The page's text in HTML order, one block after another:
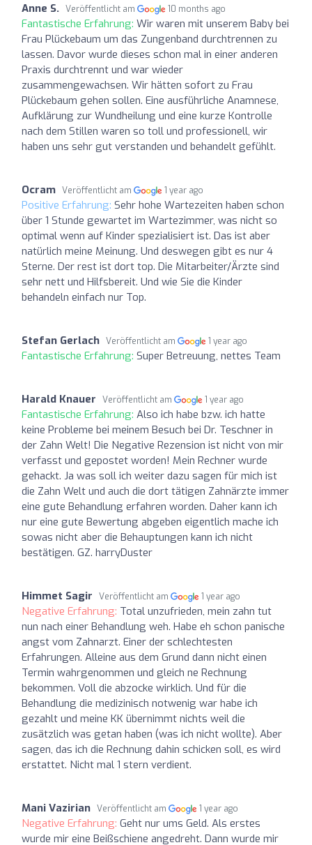
Anne S. Veröffentlicht am 10 months ago
Fantastische Erfahrung: Wir waren mit unserem Baby bei
Frau Plückebaum um das Zungenband durchtrennen zu
lassen. Davor wurde dieses schon mal in einer anderen
Praxis durchtrennt und war wieder
zusammengewachsen. Wir hätten sofort zu Frau
Plückebaum gehen sollen. Eine ausführliche Anamnese,
Aufklärung zur Wundheilung und eine kurze Kontrolle
nach dem Stillen waren so toll und professionell, wir
haben uns sehr gut verstanden und behandelt gefühlt.
Ocram Veröffentlicht am 1 year ago
Positive Erfahrung: Sehr hohe Wartezeiten haben schon
über 1 Stunde gewartet im Wartezimmer, was nicht so
optimal wenn auf Kinder spezialisiert ist. Das ist aber
natürlich meine Meinung. Und deswegen gibt es nur 4
Sterne. Der rest ist dort top. Die Mitarbeiter/Ärzte sind
sehr nett und Hilfsbereit. Und wie Sie die Kinder
behandeln einfach nur Top.
Stefan Gerlach Veröffentlicht am 1 year ago
Fantastische Erfahrung: Super Betreuung, nettes Team
Harald Knauer Veröffentlicht am 1 year ago
Fantastische Erfahrung: Also ich habe bzw. ich hatte
keine Probleme bei meinem Besuch bei Dr. Teschner in
der Zahn Welt! Die Negative Rezension ist nicht von mir
verfasst und gepostet worden! Mein Rechner wurde
gehackt. Ja was soll ich weiter dazu sagen für mich ist
die Zahn Welt und auch die dort tätigen Zahnärzte immer
eine gute Behandlung erfahren worden. Daher kann ich
nur eine gute Bewertung abgeben eigentlich mache ich
sowas nicht aber die Behauptungen kann ich nicht
bestätigen. GZ. harryDuster
Himmet Sagir Veröffentlicht am 1 year ago
Negative Erfahrung: Total unzufrieden, mein zahn tut
nun nach einer Behandlung weh. Habe eh schon panische
angst vom Zahnarzt. Einer der schlechtesten
Erfahrungen. Alleine aus dem Grund dann nicht einen
Termin wahrgenommen und gleich ne Rechnung
bekommen. Voll die abzocke wirklich. Und für die
Behandlung die medizinisch notwenig war habe ich
gezahlt und meine KK übernimmt nichts weil die
zusätzlich was getan haben (was ich nicht wollte). Aber
sagen, das ich die Rechnung dahin schicken soll, es wird
erstattet. Nicht mal 1 stern verdient.
Mani Vazirian Veröffentlicht am 1 year ago
Negative Erfahrung: Geht nur ums Geld. Als erstes
wurde mir eine Beißschiene angedreht. Dann wurde mir